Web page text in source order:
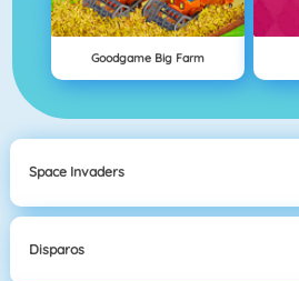
Goodgame Big Farm
Space Invaders
Disparos